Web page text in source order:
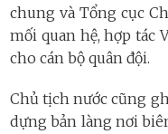
chung và Tổng cục
mối quan hệ, hợp tác
cho cán bộ quân đội.
Chủ tịch nước cũng
dựng bản làng nơi